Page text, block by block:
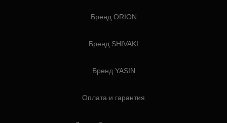
Бренд ORION
Бренд SHIVAKI
Бренд YASIN
Оплата и гарантия